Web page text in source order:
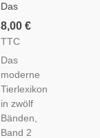
Das
Moderne
Tierlexikon
Bertelsmann,
1980 -
Zoologie,
Encyclopédie
Animaux
8,00 €
TTC
Das
moderne
Tierlexikon
in zwölf
Bänden,
Band 2